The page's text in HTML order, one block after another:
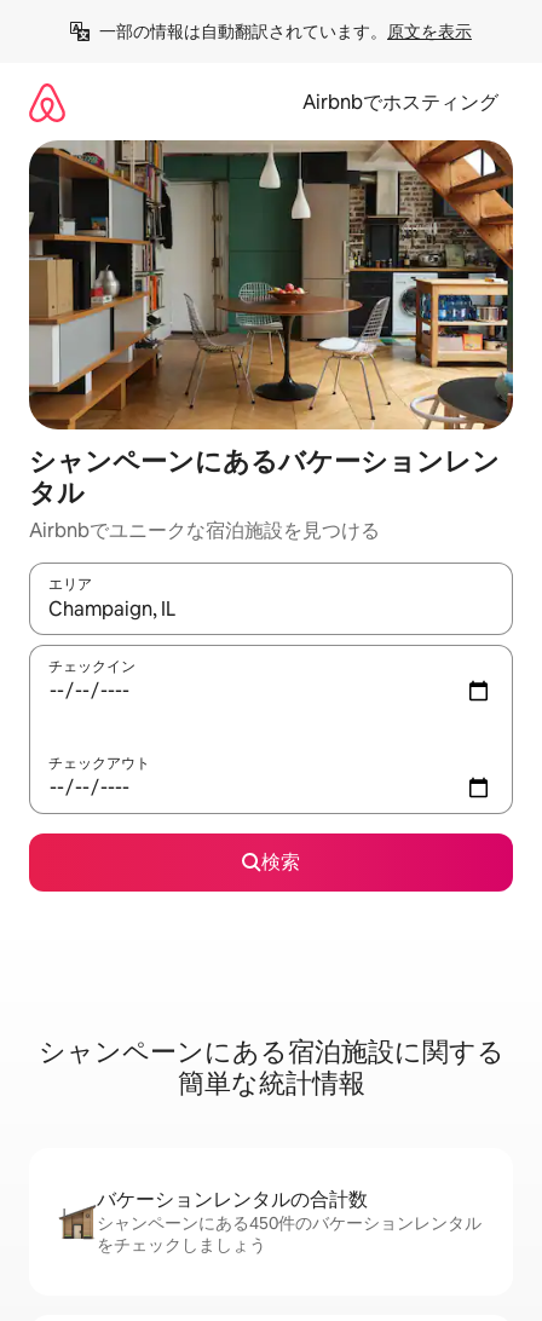
一部の情報は自動翻訳されています。 原文を表示
Airbnbでホスティング
シャンペーンにあるバケーションレン
タル
Airbnbでユニークな宿泊施設を見つける
エリア
検索結果が表示されたら、上下の矢印キーを使って移動するか
チェックイン
チェックアウト
検索
シャンペーンに⁠あ⁠る宿⁠泊⁠施⁠設⁠に関⁠す⁠る
簡⁠単⁠な統⁠計⁠情⁠報
バケーションレ⁠ン⁠タ⁠ル⁠の合⁠計⁠数
シャンペーンにある450件のバケーションレンタル
をチェックしましょう